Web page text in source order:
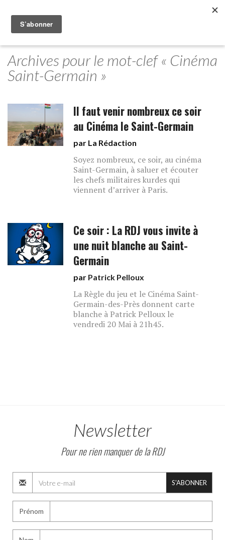
Archives pour le mot-clef « Cinéma
Saint-Germain »
Il faut venir nombreux ce soir
au Cinéma le Saint-Germain
par La Rédaction
Soyez nombreux, ce soir, au cinéma
Saint-Germain, à saluer et écouter
les chefs militaires kurdes qui
viennent d’arriver à Paris.
Ce soir : La RDJ vous invite à
une nuit blanche au Saint-
Germain
par Patrick Pelloux
La Règle du jeu et le Cinéma Saint-
Germain-des-Près donnent carte
blanche à Patrick Pelloux le
vendredi 20 Mai à 21h45.
Newsletter
Pour ne rien manquer de la RDJ
S'ABONNER
Prénom